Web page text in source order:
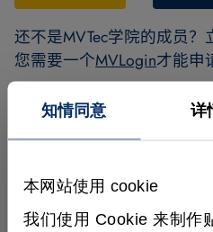
知情同意 详
本网站使用 cookie
我们使用 Cookie 来制作
还不是MVTec学院的成员？
您需要一个MVLogin才能申
MVTec学院是我们的数字
程，帮助您充分利用我们
时随地以自己的节奏学习。